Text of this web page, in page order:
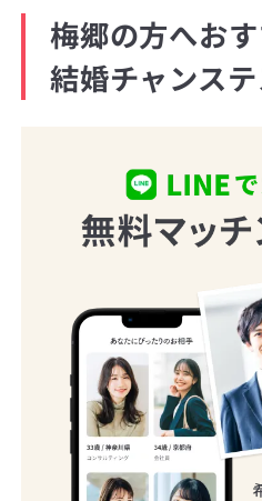
梅郷の方へお
結婚チャンス